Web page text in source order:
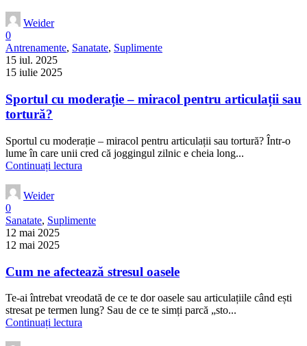
Weider
0
Antrenamente, Sanatate, Suplimente
15 iul. 2025
15 iulie 2025
Sportul cu moderație – miracol pentru articulații sau
tortură?
Sportul cu moderație – miracol pentru articulații sau tortură? Într-o
lume în care unii cred că joggingul zilnic e cheia long...
Continuați lectura
Weider
0
Sanatate, Suplimente
12 mai 2025
12 mai 2025
Cum ne afectează stresul oasele
Te-ai întrebat vreodată de ce te dor oasele sau articulațiile când ești
stresat pe termen lung? Sau de ce te simți parcă „sto...
Continuați lectura